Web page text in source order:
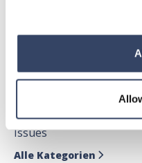
hsbDesign für
Allgemein
Issues
Alle Kategorien 